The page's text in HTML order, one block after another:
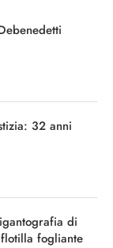
32 anni
di
fogliante